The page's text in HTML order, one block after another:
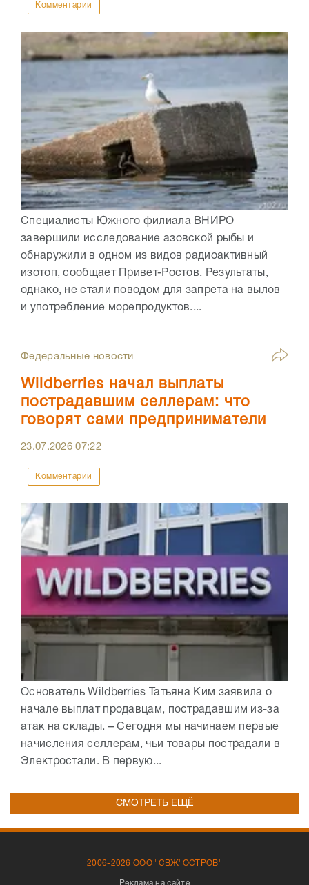
Комментарии
Специалисты Южного филиала ВНИРО
завершили исследование азовской рыбы и
обнаружили в одном из видов радиоактивный
изотоп, сообщает Привет-Ростов. Результаты,
однако, не стали поводом для запрета на вылов
и употребление морепродуктов....
Федеральные новости
Wildberries начал выплаты
пострадавшим селлерам: что
говорят сами предприниматели
23.07.202607:22
Комментарии
Основатель Wildberries Татьяна Ким заявила о
начале выплат продавцам, пострадавшим из-за
атак на склады. – Сегодня мы начинаем первые
начисления селлерам, чьи товары пострадали в
Электростали. В первую...
СМОТРЕТЬ ЕЩЁ
2006-2026 ООО "СВЖ"ОСТРОВ"
Реклама на сайте